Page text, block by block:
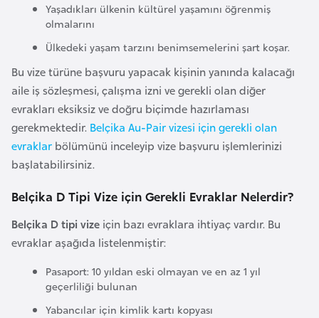
Yaşadıkları ülkenin kültürel yaşamını öğrenmiş
olmalarını
Ülkedeki yaşam tarzını benimsemelerini şart koşar.
Bu vize türüne başvuru yapacak kişinin yanında kalacağı
aile iş sözleşmesi, çalışma izni ve gerekli olan diğer
evrakları eksiksiz ve doğru biçimde hazırlaması
gerekmektedir. Belçika Au-Pair vizesi için gerekli olan
evraklar bölümünü inceleyip vize başvuru işlemlerinizi
başlatabilirsiniz.
Belçika D Tipi Vize için Gerekli Evraklar Nelerdir?
Belçika D tipi vize için bazı evraklara ihtiyaç vardır. Bu
evraklar aşağıda listelenmiştir:
Pasaport: 10 yıldan eski olmayan ve en az 1 yıl
geçerliliği bulunan
Yabancılar için kimlik kartı kopyası
g
a
r
i
s
a
n